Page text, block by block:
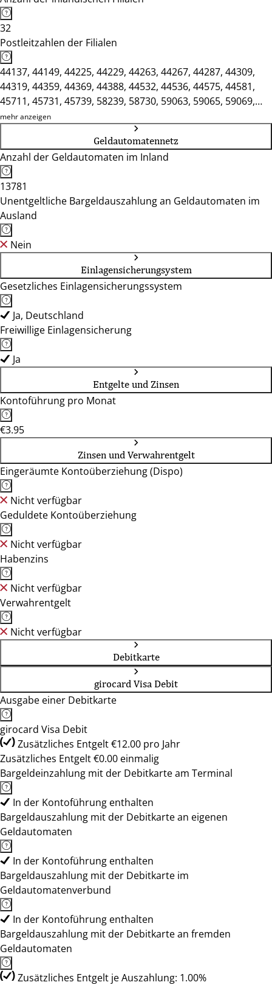
32
Postleitzahlen der Filialen
44137, 44149, 44225, 44229, 44263, 44267, 44287, 44309,
44319, 44359, 44369, 44388, 44532, 44536, 44575, 44581,
45711, 45731, 45739, 58239, 58730, 59063, 59065, 59069,
59071, 59073, 59075, 59077, 59174, 59368, 59423, 59439
mehr anzeigen
Geldautomatennetz
Anzahl der Geldautomaten im Inland
13781
Unentgeltliche Bargeldauszahlung an Geldautomaten im
Ausland
Nein
Einlagensicherungsystem
Gesetzliches Einlagensicherungssystem
Ja, Deutschland
Freiwillige Einlagensicherung
Ja
Entgelte und Zinsen
Kontoführung pro Monat
€3.95
Zinsen und Verwahrentgelt
Eingeräumte Kontoüberziehung (Dispo)
Nicht verfügbar
Geduldete Kontoüberziehung
Nicht verfügbar
Habenzins
Nicht verfügbar
Verwahrentgelt
Nicht verfügbar
Debitkarte
girocard Visa Debit
Ausgabe einer Debitkarte
girocard Visa Debit
Zusätzliches Entgelt €12.00 pro Jahr
Zusätzliches Entgelt €0.00 einmalig
Bargeldeinzahlung mit der Debitkarte am Terminal
In der Kontoführung enthalten
Bargeldauszahlung mit der Debitkarte an eigenen
Geldautomaten
In der Kontoführung enthalten
Bargeldauszahlung mit der Debitkarte im
Geldautomatenverbund
In der Kontoführung enthalten
Bargeldauszahlung mit der Debitkarte an fremden
Geldautomaten
Zusätzliches Entgelt je Auszahlung: 1.00%